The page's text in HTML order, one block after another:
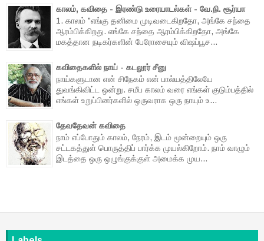
காலம், கவிதை - இரண்டு உரையாடல்கள் - வே.நி. சூர்யா
1. காலம் "எங்கு தனிமை முடிவடைகிறதோ, அங்கே சந்தை
ஆரம்பிக்கிறது. எங்கே சந்தை ஆரம்பிக்கிறதோ, அங்கே
மகத்தான நடிகர்களின் பேரோசையும் விஷப்பூச...
கவிதைகளில் நாய் - கடலூர் சீனு
நாய்களுடான என் சிநேகம் என் பால்யத்திலேயே
துவங்கிவிட்ட ஒன்று. சமீப காலம் வரை எங்கள் குடும்பத்தில்
எங்கள் உறுப்பினர்களில் ஒருவராக ஒரு நாயும் உ...
தேவதேவன் கவிதை
நாம் எப்போதும் காலம், நேரம், இடம் மூன்றையும் ஒரு
சட்டகத்துள் பொருத்திப் பார்க்க முயல்கிறோம். நாம் வாழும்
இடத்தை ஒரு ஒழுங்குக்குள் அமைக்க முய...